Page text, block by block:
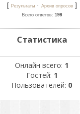
[ Результаты· Архив опросов]
Всего ответов: 199
Статистика
Онлайн всего: 1
Гостей: 1
Пользователей: 0